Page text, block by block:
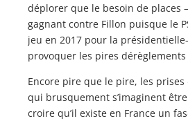
déplorer que le besoin de places
gagnant contre Fillon puisque le
jeu en 2017 pour la
provoquer les pires dérèglements
Encore pire que le pire, les
qui brusquement s’imaginent
croire qu’il existe en France un